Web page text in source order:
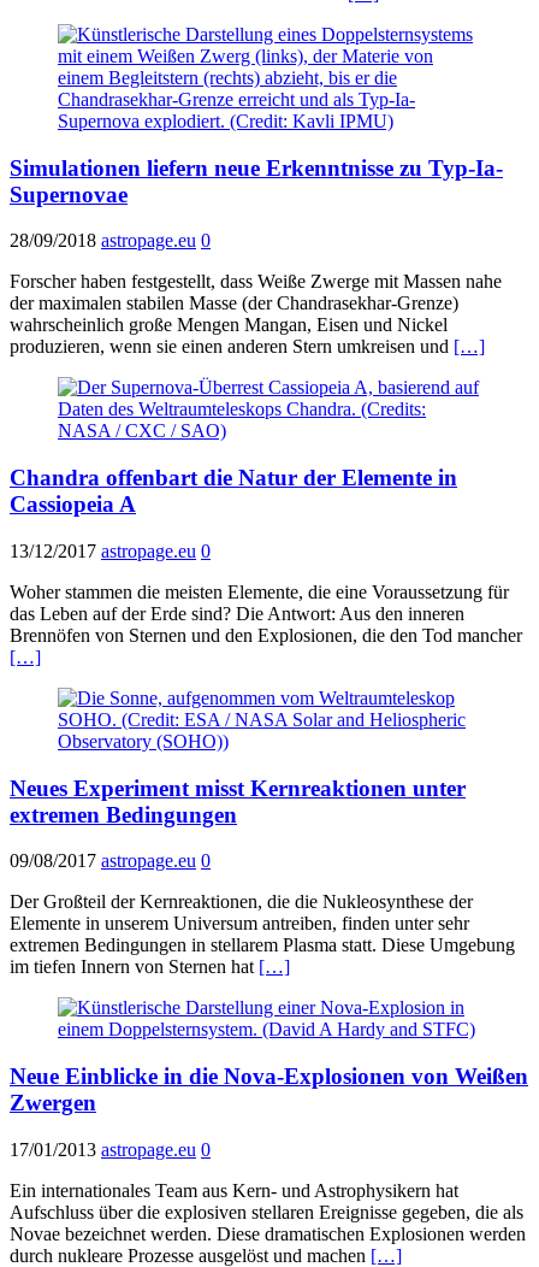
Simulationen liefern neue Erkenntnisse zu Typ-Ia-
Supernovae
28/09/2018 astropage.eu 0
Forscher haben festgestellt, dass Weiße Zwerge mit Massen nahe
der maximalen stabilen Masse (der Chandrasekhar-Grenze)
wahrscheinlich große Mengen Mangan, Eisen und Nickel
produzieren, wenn sie einen anderen Stern umkreisen und […]
Chandra offenbart die Natur der Elemente in
Cassiopeia A
13/12/2017 astropage.eu 0
Woher stammen die meisten Elemente, die eine Voraussetzung für
das Leben auf der Erde sind? Die Antwort: Aus den inneren
Brennöfen von Sternen und den Explosionen, die den Tod mancher
[…]
Neues Experiment misst Kernreaktionen unter
extremen Bedingungen
09/08/2017 astropage.eu 0
Der Großteil der Kernreaktionen, die die Nukleosynthese der
Elemente in unserem Universum antreiben, finden unter sehr
extremen Bedingungen in stellarem Plasma statt. Diese Umgebung
im tiefen Innern von Sternen hat […]
Neue Einblicke in die Nova-Explosionen von Weißen
Zwergen
17/01/2013 astropage.eu 0
Ein internationales Team aus Kern- und Astrophysikern hat
Aufschluss über die explosiven stellaren Ereignisse gegeben, die als
Novae bezeichnet werden. Diese dramatischen Explosionen werden
durch nukleare Prozesse ausgelöst und machen […]